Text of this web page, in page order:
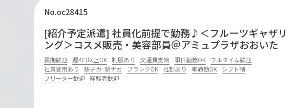
No.oc28415
[紹介予定派遣] 社員化前提で勤務♪＜フルーツギャザリ
ング＞コスメ販売・美容部員＠アミュプラザおおいた
長期歓迎 週4日以上OK 制服あり 交通費支給 即日勤務OK
フルタイム歓迎
社員登用あり
駅チカ･駅ナカ ブランクOK 社割あり 車通勤OK
シフト制
フリーター歓迎
経験者歓迎